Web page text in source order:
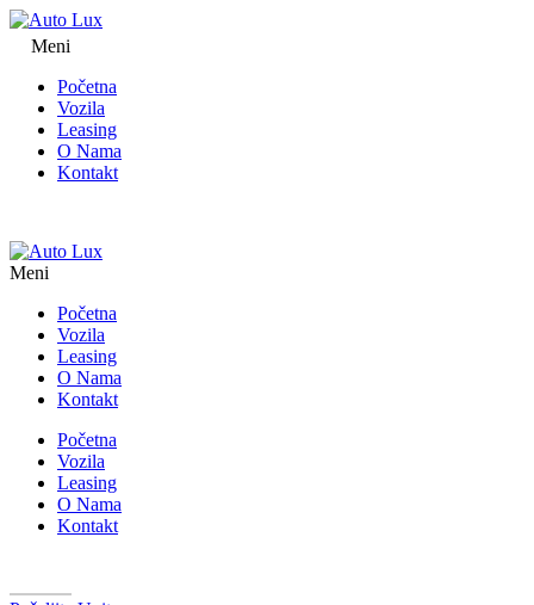
Meni
Početna
Vozila
Leasing
O Nama
Kontakt
Meni
Početna
Vozila
Leasing
O Nama
Kontakt
Početna
Vozila
Leasing
O Nama
Kontakt